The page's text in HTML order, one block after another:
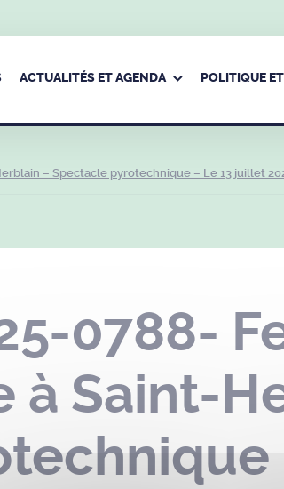
ACTUALITÉS ET AGENDA POLITIQUE
– Spectacle pyrotechnique – Le 13 juillet
0788-
à Saint-